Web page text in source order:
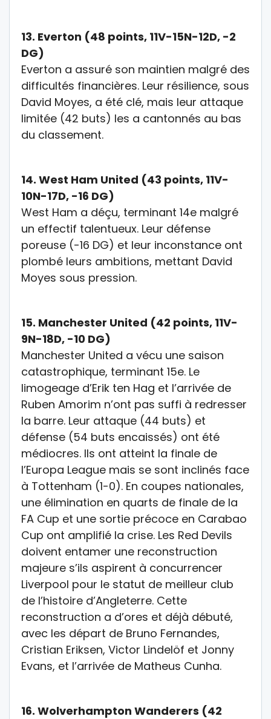
13. Everton (48 points, 11V-15N-12D, -2
DG)
Everton a assuré son maintien malgré des
difficultés financières. Leur résilience, sous
David Moyes, a été clé, mais leur attaque
limitée (42 buts) les a cantonnés au bas
du classement.
14. West Ham United (43 points, 11V-
10N-17D, -16 DG)
West Ham a déçu, terminant 14e malgré
un effectif talentueux. Leur défense
poreuse (-16 DG) et leur inconstance ont
plombé leurs ambitions, mettant David
Moyes sous pression.
15. Manchester United (42 points, 11V-
9N-18D, -10 DG)
Manchester United a vécu une saison
catastrophique, terminant 15e. Le
limogeage d’Erik ten Hag et l’arrivée de
Ruben Amorim n’ont pas suffi à redresser
la barre. Leur attaque (44 buts) et
défense (54 buts encaissés) ont été
médiocres. Ils ont atteint la finale de
l’Europa League mais se sont inclinés face
à Tottenham (1-0). En coupes nationales,
une élimination en quarts de finale de la
FA Cup et une sortie précoce en Carabao
Cup ont amplifié la crise. Les Red Devils
doivent entamer une reconstruction
majeure s’ils aspirent à concurrencer
Liverpool pour le statut de meilleur club
de l’histoire d’Angleterre. Cette
reconstruction a d’ores et déjà débuté,
avec les départ de Bruno Fernandes,
Cristian Eriksen, Victor Lindelöf et Jonny
Evans, et l’arrivée de Matheus Cunha.
16. Wolverhampton Wanderers (42